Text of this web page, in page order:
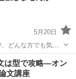
5月20日
どんな方でも気兼
ますし、小学生は宿
があるならばまた拾
は型で攻略—オン
文講座